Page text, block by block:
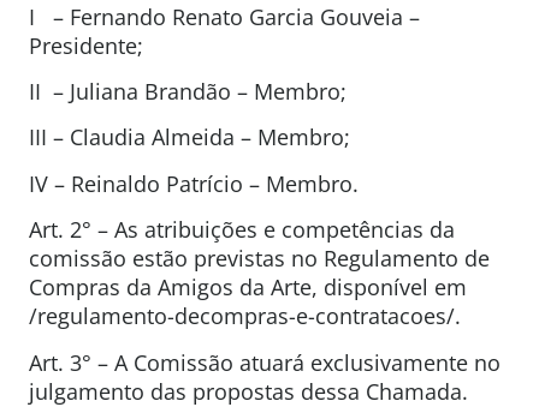
I – Fernando Renato Garcia Gouveia –
Presidente;
II – Juliana Brandão – Membro;
III – Claudia Almeida – Membro;
IV – Reinaldo Patrício – Membro.
Art. 2° – As atribuições e competências da
comissão estão previstas no Regulamento de
Compras da Amigos da Arte, disponível em
/regulamento-decompras-e-contratacoes/.
Art. 3° – A Comissão atuará exclusivamente no
julgamento das propostas dessa Chamada.